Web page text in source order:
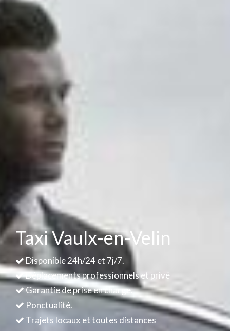
Taxi Vaulx-en-Velin
Disponible 24h/24 et 7j/7.
Déplacements professionnels et privé
Garantie de prise en charge.
Ponctualité.
Trajets locaux et toutes distances